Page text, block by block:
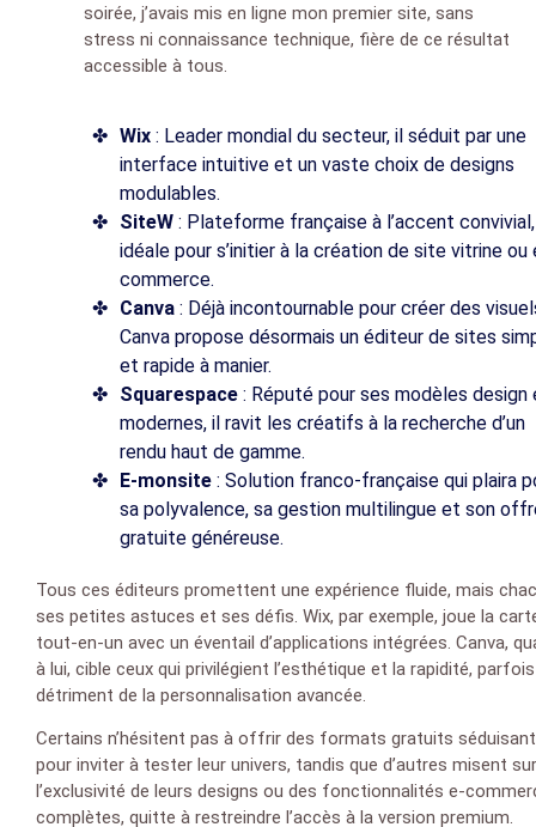
soirée, j’avais mis en ligne mon premier site, sans
stress ni connaissance technique, fière de ce résultat
accessible à tous.
Wix : Leader mondial du secteur, il séduit par une
interface intuitive et un vaste choix de designs
modulables.
SiteW : Plateforme française à l’accent convivial,
idéale pour s’initier à la création de site vitrine ou
commerce.
Canva : Déjà incontournable pour créer des
Canva propose désormais un éditeur de sites
et rapide à manier.
Squarespace : Réputé pour ses modèles design
modernes, il ravit les créatifs à la recherche d’un
rendu haut de gamme.
E-monsite : Solution franco-française qui plaira
sa polyvalence, sa gestion multilingue et son
gratuite généreuse.
Tous ces éditeurs promettent une expérience fluide, mais
ses petites astuces et ses défis. Wix, par exemple, joue la
tout-en-un avec un éventail d’applications intégrées. Canva,
à lui, cible ceux qui privilégient l’esthétique et la rapidité,
détriment de la personnalisation avancée.
Certains n’hésitent pas à offrir des formats gratuits
pour inviter à tester leur univers, tandis que d’autres misent sur
l’exclusivité de leurs designs ou des fonctionnalités e-
complètes, quitte à restreindre l’accès à la version premium.